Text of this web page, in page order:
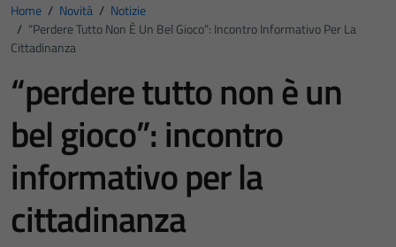
Home / Novità / Notizie
/ “perdere Tutto Non È Un Bel Gioco”: Incontro Informativo Per La
Cittadinanza
“perdere tutto non è un
bel gioco”: incontro
informativo per la
cittadinanza